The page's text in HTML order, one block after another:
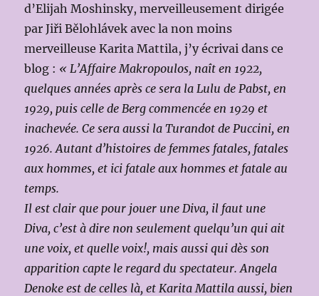
d’Elijah Moshinsky, merveilleusement dirigée
par Jiři Bělohlávek avec la non moins
merveilleuse Karita Mattila, j’y écrivai dans ce
blog : «L’Affaire Makropoulos, naît en 1922,
quelques années après ce sera la Lulu de Pabst, en
1929, puis celle de Berg commencée en 1929 et
inachevée. Ce sera aussi la Turandot de Puccini, en
1926. Autant d’histoires de femmes fatales, fatales
aux hommes, et ici fatale aux hommes et fatale au
temps.
Il est clair que pour jouer une Diva, il faut une
Diva, c’est à dire non seulement quelqu’un qui ait
une voix, et quelle voix!, mais aussi qui dès son
apparition capte le regard du spectateur. Angela
Denoke est de celles là, et Karita Mattila aussi, bien